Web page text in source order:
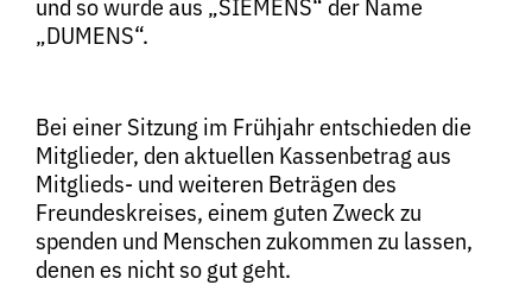
„DUMENS“.
Bei einer Sitzung im Frühjahr entschieden die
Mitglieder, den aktuellen Kassenbetrag aus
Mitglieds- und weiteren Beträgen des
Freundeskreises, einem guten Zweck zu
spenden und Menschen zukommen zu lassen,
denen es nicht so gut geht.